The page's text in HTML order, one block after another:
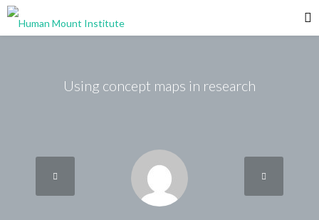
Using concept maps in research